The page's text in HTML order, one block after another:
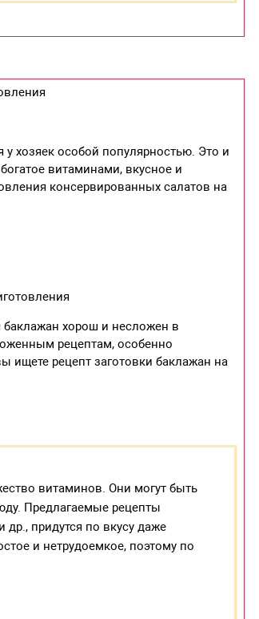
хозяек особой популярностью. Это и
витаминами, вкусное и
консервированных салатов на
хорош и несложен в
рецептам, особенно
ищете рецепт заготовки баклажан на
витаминов. Они могут быть
Предлагаемые рецепты
придутся по вкусу даже
и нетрудоемкое, поэтому по